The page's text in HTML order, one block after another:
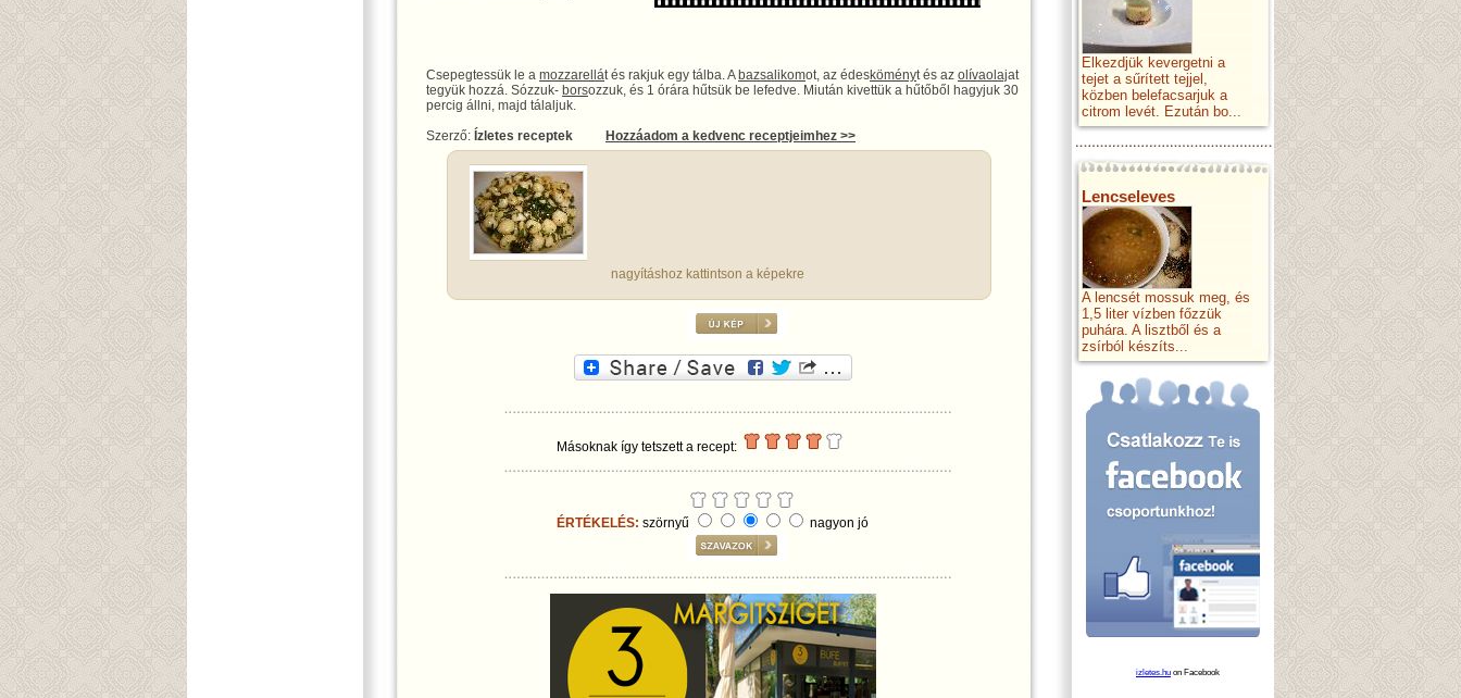
Csepegtessük le a mozzarellát és rakjuk egy tálba. A bazsalikomot, az édesköményt és az olívaolajat
tegyük hozzá. Sózzuk- borsozzuk, és 1 órára hűtsük be lefedve. Miután kivettük a hűtőből hagyjuk 30
percig állni, majd tálaljuk.
Szerző: Ízletes receptek Hozzáadom a kedvenc receptjeimhez >>
nagyításhoz kattintson a képekre
Másoknak így tetszett a recept:
ÉRTÉKELÉS: szörnyű nagyon jó
Elkezdjük kevergetni a
tejet a sűrített tejjel,
közben belefacsarjuk a
citrom levét. Ezután bo...
Lencseleves
A lencsét mossuk meg, és
1,5 liter vízben főzzük
puhára. A lisztből és a
zsírból készíts...
izletes.hu on Facebook